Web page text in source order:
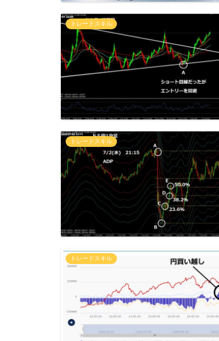
トレードスキル
トレードスキル
トレードスキル